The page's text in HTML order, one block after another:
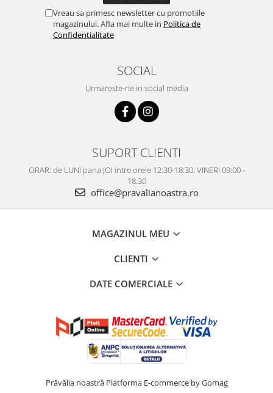
Vreau sa primesc newsletter cu promotiile
magazinului. Afla mai multe in Politica de
Confidentialitate
SOCIAL
Urmareste-ne in social media
SUPORT CLIENTI
ORAR: de LUNI pana JOI intre orele 12:30-18:30, VINERI 09:00 -
18:30
office@pravalianoastra.ro
MAGAZINUL MEU
CLIENTI
DATE COMERCIALE
Prăvălia noastră Platforma E-commerce by Gomag